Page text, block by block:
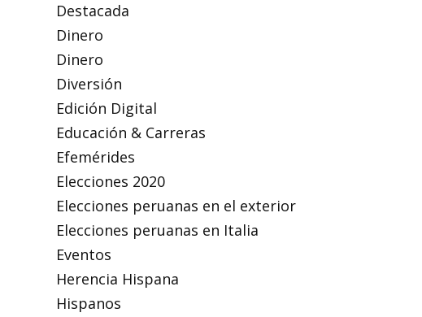
Destacada
Dinero
Dinero
Diversión
Edición Digital
Educación & Carreras
Efemérides
Elecciones 2020
Elecciones peruanas en el exterior
Elecciones peruanas en Italia
Eventos
Herencia Hispana
Hispanos